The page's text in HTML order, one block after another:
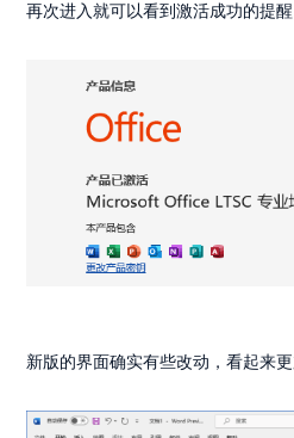
再次进入就可以看到激活成功的提
新版的界面确实有些改动，看起来更